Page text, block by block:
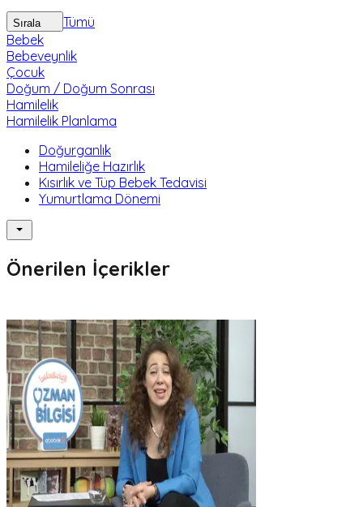
Sırala
Tümü
Bebek
Bebeveynlik
Çocuk
Doğum / Doğum Sonrası
Hamilelik
Hamilelik Planlama
Doğurganlık
Hamileliğe Hazırlık
Kısırlık ve Tüp Bebek Tedavisi
Yumurtlama Dönemi
Önerilen İçerikler